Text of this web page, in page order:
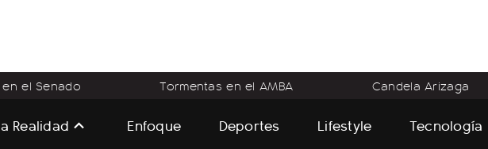
el Senado Tormentas en el AMBA Candela Arizaga
Realidad Enfoque Deportes Lifestyle Tecnología